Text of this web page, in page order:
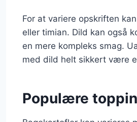
For at variere opskriften
eller timian. Dild kan også
en mere kompleks smag.
med dild helt sikkert være
Populære